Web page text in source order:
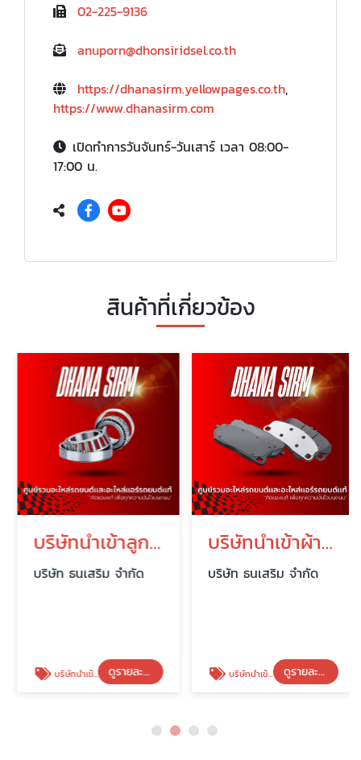
02-225-9136
anuporn@dhonsiridsel.co.th
https://dhanasirm.yellowpages.co.th,
https://www.dhanasirm.com
เปิดทำการวันจันทร์-วันเสาร์ เวลา 08:00-
17:00 น.
สินค้าที่เกี่ยวข้อง
บริษัทนำเข้าลูกปืนรถยนต์ URB
บริษัท ธนเสริม จำกัด
บริษัทนำเข้าลูกปืนรถยนต์ URB ดูรายละเอียด
บริษัทนำเข้าผ้าดิสค์เบรค AKEBONO
บริษัท ธนเสริม จำกัด
บริษัทนำเข้าผ้าดิสค์เบรค AKEBONO ดูรายละเอียด